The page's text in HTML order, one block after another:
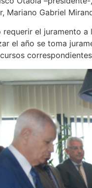
Mariano Gabriel
requerir el juramento
el año se toma